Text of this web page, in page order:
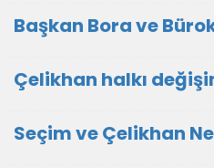
Başkan Bora ve
Çelikhan halkı
Seçim ve Çelikhan